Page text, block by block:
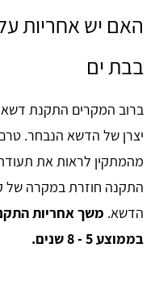
האם יש אחריות
בבת ים
ברוב המקרים התקנת דשא
יצרן של הדשא הנבחר.
מהמתקין לראות את תעודת
התקנה חוזרת במקרה של
הדשא. משך אחריות
בממוצע 5 - 8 שנים.